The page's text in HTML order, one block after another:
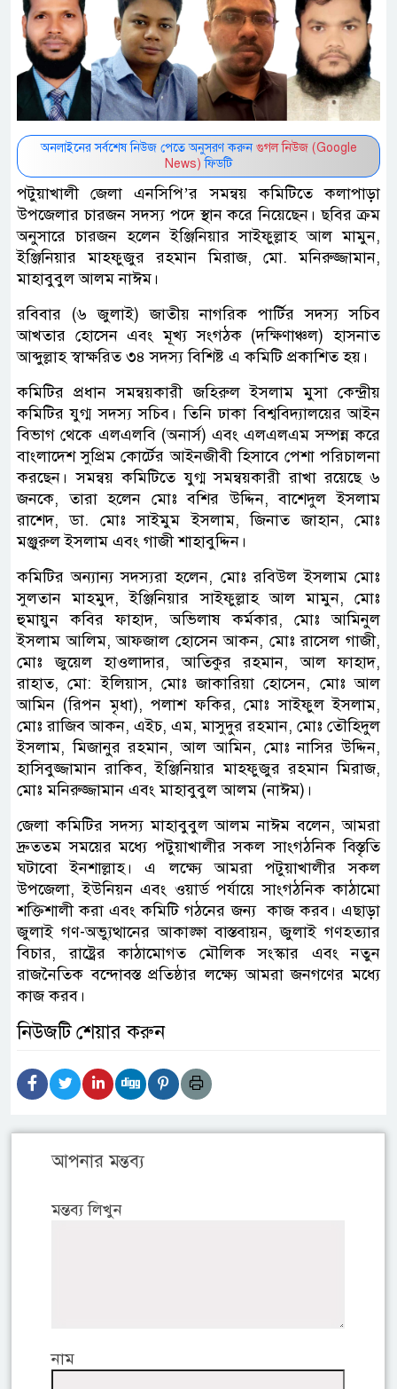
অনলাইনের সর্বশেষ নিউজ পেতে অনুসরণ করুন গুগল নিউজ (Google
News) ফিডটি
পটুয়াখালী জেলা এনসিপি’র সমন্বয় কমিটিতে কলাপাড়া
উপজেলার চারজন সদস্য পদে স্থান করে নিয়েছেন। ছবির ক্রম
অনুসারে চারজন হলেন ইঞ্জিনিয়ার সাইফুল্লাহ আল মামুন,
ইঞ্জিনিয়ার মাহফুজুর রহমান মিরাজ, মো. মনিরুজ্জামান,
মাহাবুবুল আলম নাঈম।
রবিবার (৬ জুলাই) জাতীয় নাগরিক পার্টির সদস্য সচিব
আখতার হোসেন এবং মূখ্য সংগঠক (দক্ষিণাঞ্চল) হাসনাত
আব্দুল্লাহ স্বাক্ষরিত ৩৪ সদস্য বিশিষ্ট এ কমিটি প্রকাশিত হয়।
কমিটির প্রধান সমন্বয়কারী জহিরুল ইসলাম মুসা কেন্দ্রীয়
কমিটির যুগ্ম সদস্য সচিব। তিনি ঢাকা বিশ্ববিদ্যালয়ের আইন
বিভাগ থেকে এলএলবি (অনার্স) এবং এলএলএম সম্পন্ন করে
বাংলাদেশ সুপ্রিম কোর্টের আইনজীবী হিসাবে পেশা পরিচালনা
করছেন। সমন্বয় কমিটিতে যুগ্ম সমন্বয়কারী রাখা রয়েছে ৬
জনকে, তারা হলেন মোঃ বশির উদ্দিন, বাশেদুল ইসলাম
রাশেদ, ডা. মোঃ সাইমুম ইসলাম, জিনাত জাহান, মোঃ
মঞ্জুরুল ইসলাম এবং গাজী শাহাবুদ্দিন।
কমিটির অন্যান্য সদস্যরা হলেন, মোঃ রবিউল ইসলাম মোঃ
সুলতান মাহমুদ, ইঞ্জিনিয়ার সাইফুল্লাহ আল মামুন, মোঃ
হুমায়ুন কবির ফাহাদ, অভিলাষ কর্মকার, মোঃ আমিনুল
ইসলাম আলিম, আফজাল হোসেন আকন, মোঃ রাসেল গাজী,
মোঃ জুয়েল হাওলাদার, আতিকুর রহমান, আল ফাহাদ,
রাহাত, মো: ইলিয়াস, মোঃ জাকারিয়া হোসেন, মোঃ আল
আমিন (রিপন মৃধা), পলাশ ফকির, মোঃ সাইফুল ইসলাম,
মোঃ রাজিব আকন, এইচ, এম, মাসুদুর রহমান, মোঃ তৌহিদুল
ইসলাম, মিজানুর রহমান, আল আমিন, মোঃ নাসির উদ্দিন,
হাসিবুজ্জামান রাকিব, ইঞ্জিনিয়ার মাহফুজুর রহমান মিরাজ,
মোঃ মনিরুজ্জামান এবং মাহাবুবুল আলম (নাঈম)।
জেলা কমিটির সদস্য মাহাবুবুল আলম নাঈম বলেন, আমরা
দ্রুততম সময়ের মধ্যে পটুয়াখালীর সকল সাংগঠনিক বিস্তৃতি
ঘটাবো ইনশাল্লাহ। এ লক্ষ্যে আমরা পটুয়াখালীর সকল
উপজেলা, ইউনিয়ন এবং ওয়ার্ড পর্যায়ে সাংগঠনিক কাঠামো
শক্তিশালী করা এবং কমিটি গঠনের জন্য কাজ করব। এছাড়া
জুলাই গণ-অভ্যুত্থানের আকাঙ্ক্ষা বাস্তবায়ন, জুলাই গণহত্যার
বিচার, রাষ্ট্রের কাঠামোগত মৌলিক সংস্কার এবং নতুন
রাজনৈতিক বন্দোবস্ত প্রতিষ্ঠার লক্ষ্যে আমরা জনগণের মধ্যে
কাজ করব।
নিউজটি শেয়ার করুন
আপনার মন্তব্য
মন্তব্য লিখুন
নাম